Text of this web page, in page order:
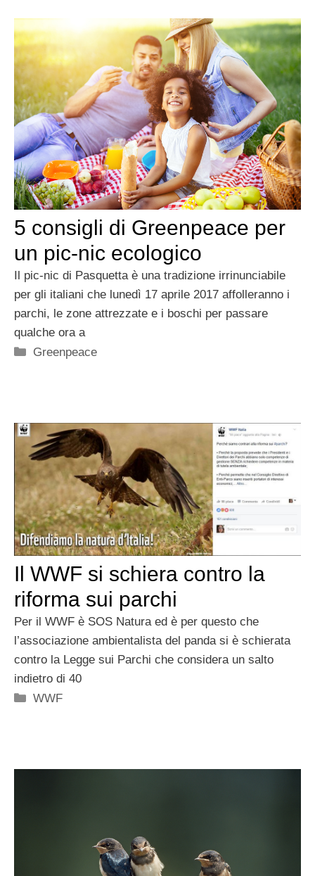
5 consigli di Greenpeace per
un pic-nic ecologico
Il pic-nic di Pasquetta è una tradizione irrinunciabile
per gli italiani che lunedì 17 aprile 2017 affolleranno i
parchi, le zone attrezzate e i boschi per passare
qualche ora a
Categorie
Greenpeace
Il WWF si schiera contro la
riforma sui parchi
Per il WWF è SOS Natura ed è per questo che
l’associazione ambientalista del panda si è schierata
contro la Legge sui Parchi che considera un salto
indietro di 40
Categorie
WWF